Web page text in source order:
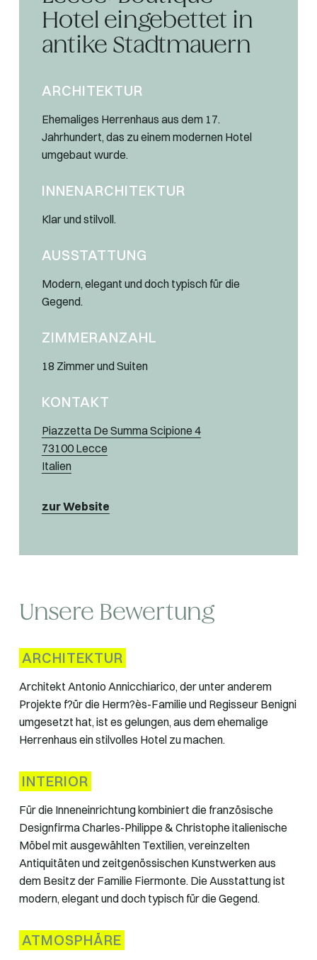
Hotel eingebettet in
antike Stadtmauern
ARCHITEKTUR
Ehemaliges Herrenhaus aus dem 17.
Jahrhundert, das zu einem modernen Hotel
umgebaut wurde.
INNENARCHITEKTUR
Klar und stilvoll.
AUSSTATTUNG
Modern, elegant und doch typisch für die
Gegend.
ZIMMERANZAHL
18 Zimmer und Suiten
KONTAKT
Piazzetta De Summa Scipione 4
73100 Lecce
Italien
zur Website
Unsere Bewertung
ARCHITEKTUR
Architekt Antonio Annicchiarico, der unter anderem
Projekte f?ür die Herm?ès-Familie und Regisseur Benigni
umgesetzt hat, ist es gelungen, aus dem ehemalige
Herrenhaus ein stilvolles Hotel zu machen.
INTERIOR
Für die Inneneinrichtung kombiniert die französische
Designfirma Charles-Philippe & Christophe italienische
Möbel mit ausgewählten Textilien, vereinzelten
Antiquitäten und zeitgenössischen Kunstwerken aus
dem Besitz der Familie Fiermonte. Die Ausstattung ist
modern, elegant und doch typisch für die Gegend.
ATMOSPHÄRE